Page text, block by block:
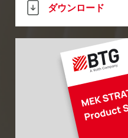
ダウンロード